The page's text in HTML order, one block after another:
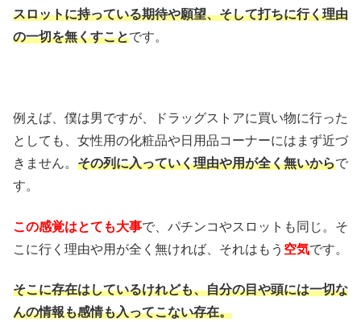
スロットに持っている期待や願望、そして打ちに行く理由
の一切を無くすことです。
例えば、僕は男ですが、ドラッグストアに買い物に行った
としても、女性用の化粧品や日用品コーナーにはまず近づ
きません。 その列に入っていく理由や用が全く無いからで
す。
この感覚はとても大事で、パチンコやスロットも同じ。そ
こに行く理由や用が全く無ければ、それはもう 空気です。
そこに存在はしているけれども、自分の目や頭には一切な
んの情報も感情も入ってこない存在。